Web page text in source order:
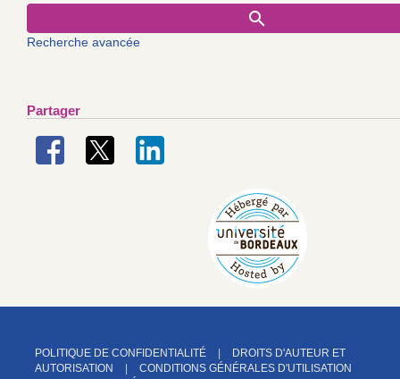
Recherche avancée
Partager
POLITIQUE DE CONFIDENTIALITÉ
DROITS D'AUTEUR ET
AUTORISATION
CONDITIONS GÉNÉRALES D'UTILISATION